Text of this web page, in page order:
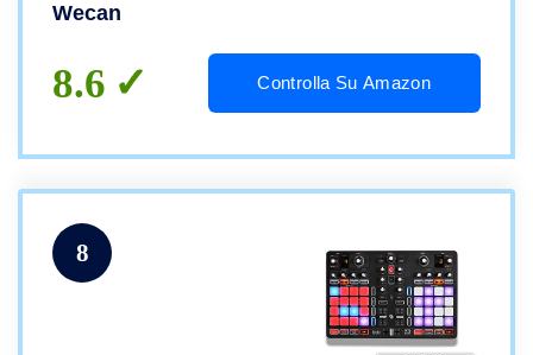
Wecan
8.6 Controlla Su Amazon
8